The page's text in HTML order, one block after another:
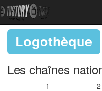
Logothèque
Les chaînes
1 2